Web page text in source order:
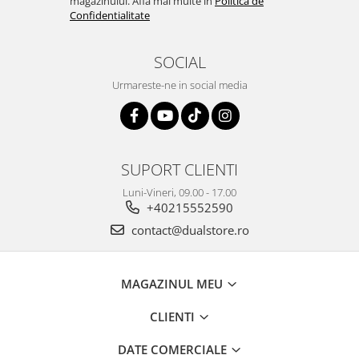
Confidentialitate
SOCIAL
Urmareste-ne in social media
SUPORT CLIENTI
Luni-Vineri, 09.00 - 17.00
+40215552590
contact@dualstore.ro
MAGAZINUL MEU
CLIENTI
DATE COMERCIALE